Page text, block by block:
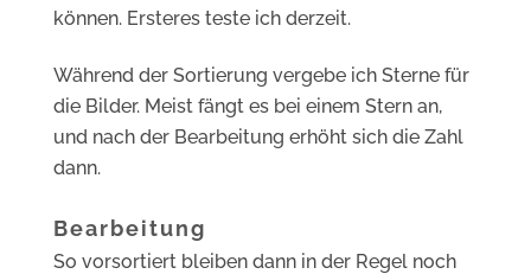
können. Ersteres teste ich derzeit.
Während der Sortierung vergebe ich Sterne für
die Bilder. Meist fängt es bei einem Stern an,
und nach der Bearbeitung erhöht sich die Zahl
dann.
Bearbeitung
So vorsortiert bleiben dann in der Regel noch